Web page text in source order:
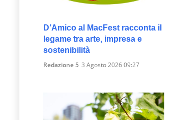
D’Amico al MacFest racconta il
legame tra arte, impresa e
sostenibilità
Redazione 5 3 Agosto 2026 09:27